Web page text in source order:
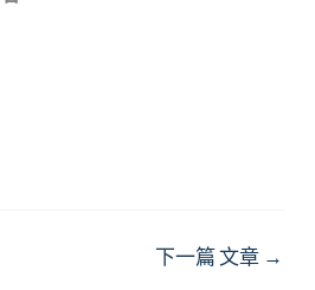
下一篇 文章 →